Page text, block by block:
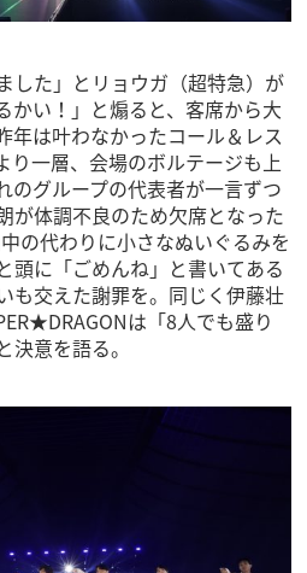
した」とリョウガ（超特急）が
かい！」と煽ると、客席から大
年は叶わなかったコール＆レス
り一層、会場のボルテージも上
のグループの代表者が一言ずつ
が体調不良のため欠席となった
の代わりに小さなぬいぐるみを
頭に「ごめんね」と書いてある
も交えた謝罪を。同じく伊藤壮
は「8人でも盛り
決意を語る。